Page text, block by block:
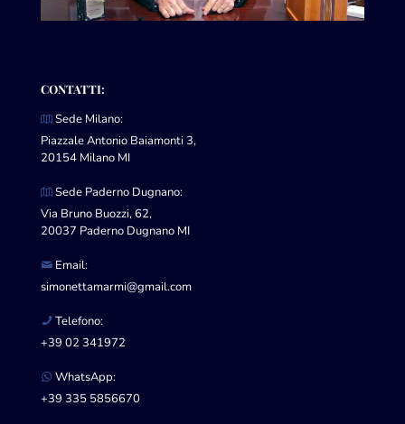
CONTATTI:
Sede Milano:
Piazzale Antonio Baiamonti 3,
20154 Milano MI
Sede Paderno Dugnano:
Via Bruno Buozzi, 62,
20037 Paderno Dugnano MI
Email:
simonettamarmi@gmail.com
Telefono:
+39 02 341972
WhatsApp:
+39 335 5856670